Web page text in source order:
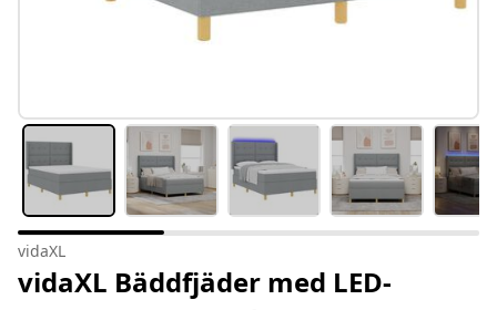
vidaXL
vidaXL Bäddfjäder med LED-